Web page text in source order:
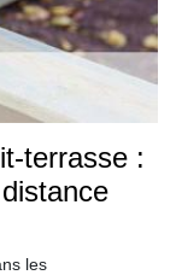
terrasse :
les